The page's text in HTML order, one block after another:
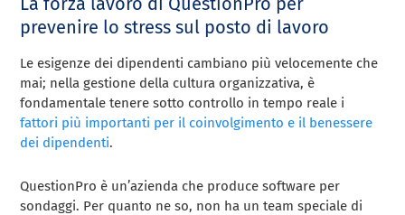
prevenire lo stress sul posto di lavoro
Le esigenze dei dipendenti cambiano più velocemente che
mai; nella gestione della cultura organizzativa, è
fondamentale tenere sotto controllo in tempo reale i
fattori più importanti per il coinvolgimento e il benessere
dei dipendenti.
QuestionPro è un’azienda che produce software per
sondaggi. Per quanto ne so, non ha un team speciale di